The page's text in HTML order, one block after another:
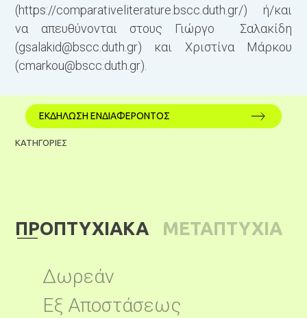
(https://comparativeliterature.bscc.duth.gr/) ή/και
να απευθύνονται στους Γιώργο Σαλακίδη
(gsalakid@bscc.duth.gr) και Χριστίνα Μάρκου
(cmarkou@bscc.duth.gr).
ΕΚΔΗΛΩΣΗ ΕΝΔΙΑΦΕΡΟΝΤΟΣ
ΚΑΤΗΓΟΡΙΕΣ
ΠΡΟΠΤΥΧΙΑΚΑ
ΜΕΤΑΠΤΥΧΙΑ
Δωρεάν
Εξ Αποστάσεως